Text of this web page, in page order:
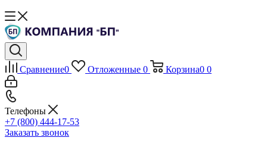
Сравнение0 Отложенные 0 Корзина0 0
Телефоны
+7 (800) 444-17-53
Заказать звонок